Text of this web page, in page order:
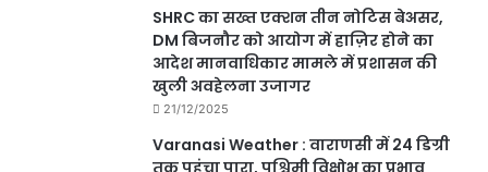
SHRC का सख्त एक्शन तीन नोटिस बेअसर,
DM बिजनौर को आयोग में हाज़िर होने का
आदेश मानवाधिकार मामले में प्रशासन की
खुली अवहेलना उजागर
21/12/2025
Varanasi Weather : वाराणसी में 24 डिग्री
तक पहुंचा पारा, पश्चिमी विक्षोभ का प्रभाव